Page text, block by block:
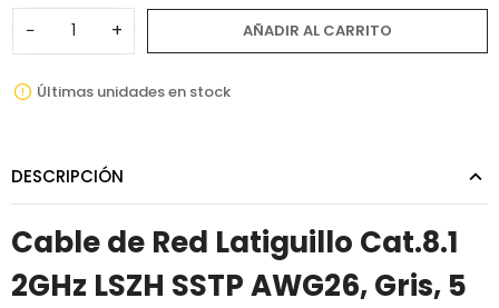
− + AÑADIR AL CARRITO
Últimas unidades en stock
DESCRIPCIÓN
Cable de Red Latiguillo Cat.8.1
2GHz LSZH SSTP AWG26, Gris, 5